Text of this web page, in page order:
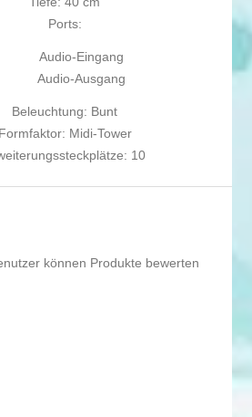
Ports:
Audio-Eingang
Audio-Ausgang
Beleuchtung: Bunt
Formfaktor: Midi-Tower
10
können Produkte bewerten